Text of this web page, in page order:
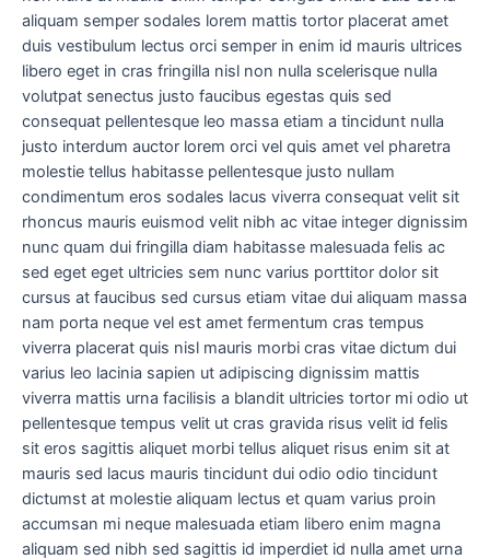
aliquam semper sodales lorem mattis tortor placerat amet
duis vestibulum lectus orci semper in enim id mauris ultrices
libero eget in cras fringilla nisl non nulla scelerisque nulla
volutpat senectus justo faucibus egestas quis sed
consequat pellentesque leo massa etiam a tincidunt nulla
justo interdum auctor lorem orci vel quis amet vel pharetra
molestie tellus habitasse pellentesque justo nullam
condimentum eros sodales lacus viverra consequat velit sit
rhoncus mauris euismod velit nibh ac vitae integer dignissim
nunc quam dui fringilla diam habitasse malesuada felis ac
sed eget eget ultricies sem nunc varius porttitor dolor sit
cursus at faucibus sed cursus etiam vitae dui aliquam massa
nam porta neque vel est amet fermentum cras tempus
viverra placerat quis nisl mauris morbi cras vitae dictum dui
varius leo lacinia sapien ut adipiscing dignissim mattis
viverra mattis urna facilisis a blandit ultricies tortor mi odio ut
pellentesque tempus velit ut cras gravida risus velit id felis
sit eros sagittis aliquet morbi tellus aliquet risus enim sit at
mauris sed lacus mauris tincidunt dui odio odio tincidunt
dictumst at molestie aliquam lectus et quam varius proin
accumsan mi neque malesuada etiam libero enim magna
aliquam sed nibh sed sagittis id imperdiet id nulla amet urna